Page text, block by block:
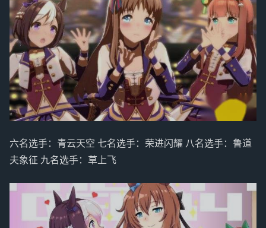
六名选手：青云天空 七名选手：荣进闪耀 八名选手：鲁道
夫象征 九名选手：草上飞